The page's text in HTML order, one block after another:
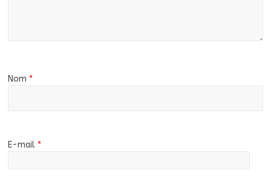
Nom *
E-mail *